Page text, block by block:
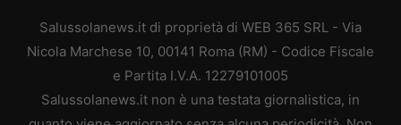
Salussolanews.it di proprietà di WEB 365 SRL - Via
Nicola Marchese 10, 00141 Roma (RM) - Codice Fiscale
e Partita I.V.A. 12279101005
Salussolanews.it non è una testata giornalistica, in